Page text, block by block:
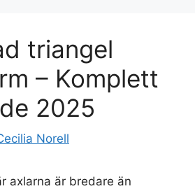
triangel
– Komplett
2025
Norell
axlarna är bredare än